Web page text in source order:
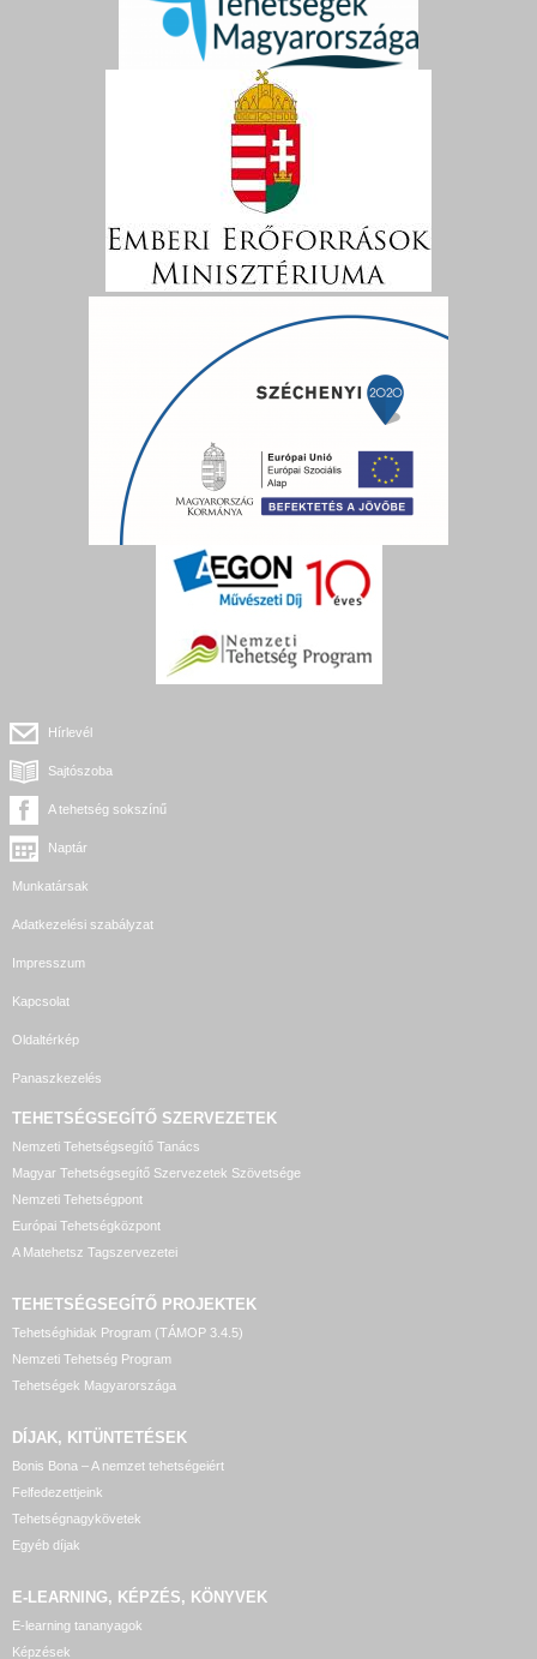
Hírlevél
Sajtószoba
A tehetség sokszínű
Naptár
Munkatársak
Adatkezelési szabályzat
Impresszum
Kapcsolat
Oldaltérkép
Panaszkezelés
TEHETSÉGSEGÍTŐ SZERVEZETEK
Nemzeti Tehetségsegítő Tanács
Magyar Tehetségsegítő Szervezetek Szövetsége
Nemzeti Tehetségpont
Európai Tehetségközpont
A Matehetsz Tagszervezetei
TEHETSÉGSEGÍTŐ PROJEKTEK
Tehetséghidak Program (TÁMOP 3.4.5)
Nemzeti Tehetség Program
Tehetségek Magyarországa
DÍJAK, KITÜNTETÉSEK
Bonis Bona – A nemzet tehetségeiért
Felfedezettjeink
Tehetségnagykövetek
Egyéb díjak
E-LEARNING, KÉPZÉS, KÖNYVEK
E-learning tananyagok
Képzések